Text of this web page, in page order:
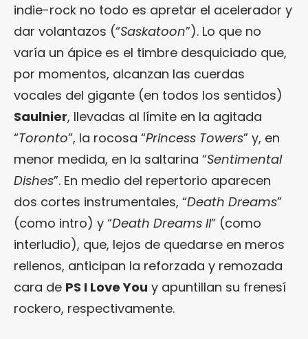
indie-rock no todo es apretar el acelerador y
dar volantazos (“Saskatoon”). Lo que no
varía un ápice es el timbre desquiciado que,
por momentos, alcanzan las cuerdas
vocales del gigante (en todos los sentidos)
Saulnier, llevadas al límite en la agitada
“Toronto”, la rocosa “Princess Towers” y, en
menor medida, en la saltarina “Sentimental
Dishes”. En medio del repertorio aparecen
dos cortes instrumentales, “Death Dreams”
(como intro) y “Death Dreams II” (como
interludio), que, lejos de quedarse en meros
rellenos, anticipan la reforzada y remozada
cara de PS I Love You y apuntillan su frenesí
rockero, respectivamente.